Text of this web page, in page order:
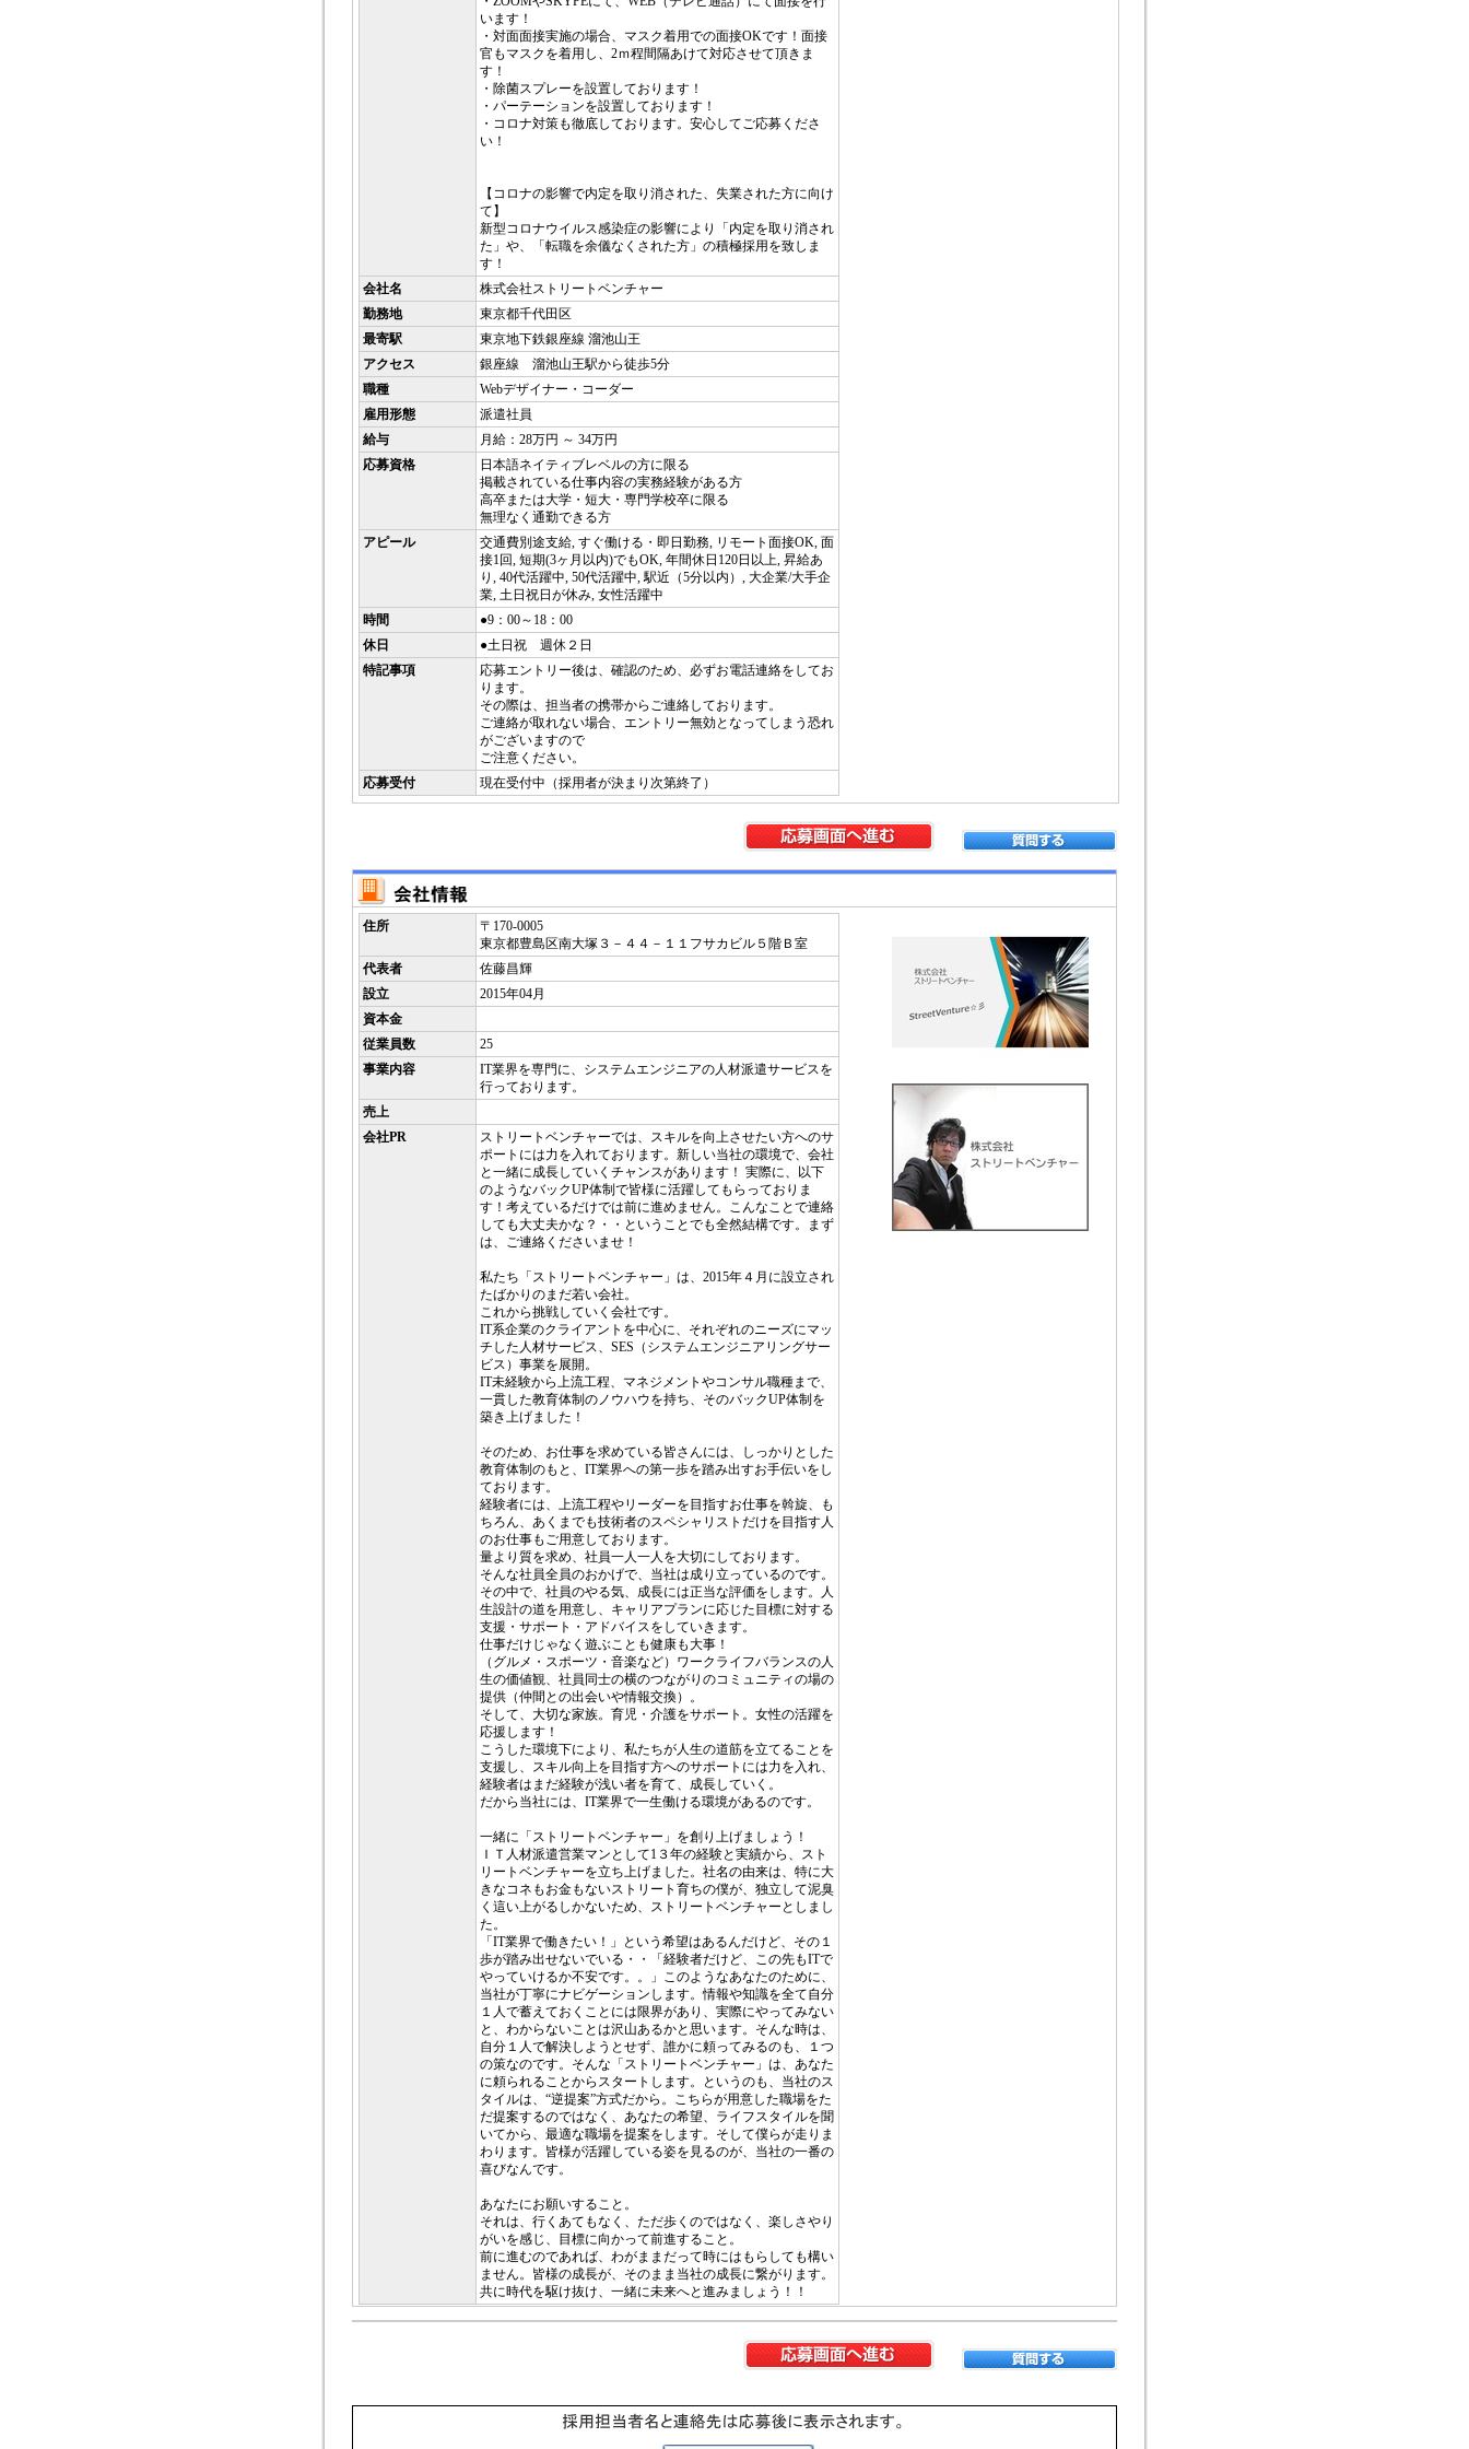
います！
・対面面接実施の場合、マスク着用での面接OKです！面接
官もマスクを着用し、2ｍ程間隔あけて対応させて頂きま
す！
・除菌スプレーを設置しております！
・パーテーションを設置しております！
・コロナ対策も徹底しております。安心してご応募くださ
い！
【コロナの影響で内定を取り消された、失業された方に向け
て】
新型コロナウイルス感染症の影響により「内定を取り消され
た」や、「転職を余儀なくされた方」の積極採用を致しま
す！
会社名
株式会社ストリートベンチャー
勤務地
東京都千代田区
最寄駅
東京地下鉄銀座線 溜池山王
アクセス
銀座線 溜池山王駅から徒歩5分
職種
Webデザイナー・コーダー
雇用形態
派遣社員
給与
月給：28万円 ～ 34万円
応募資格
日本語ネイティブレベルの方に限る
掲載されている仕事内容の実務経験がある方
高卒または大学・短大・専門学校卒に限る
無理なく通勤できる方
アピール
交通費別途支給, すぐ働ける・即日勤務, リモート面接OK, 面
接1回, 短期(3ヶ月以内)でもOK, 年間休日120日以上, 昇給あ
り, 40代活躍中, 50代活躍中, 駅近（5分以内）, 大企業/大手企
業, 土日祝日が休み, 女性活躍中
時間
●9：00～18：00
休日
●土日祝 週休２日
特記事項
応募エントリー後は、確認のため、必ずお電話連絡をしてお
ります。
その際は、担当者の携帯からご連絡しております。
ご連絡が取れない場合、エントリー無効となってしまう恐れ
がございますので
ご注意ください。
応募受付
現在受付中（採用者が決まり次第終了）
住所
〒170-0005
東京都豊島区南大塚３－４４－１１フサカビル５階Ｂ室
代表者
佐藤昌輝
設立
2015年04月
資本金
従業員数
25
事業内容
IT業界を専門に、システムエンジニアの人材派遣サービスを
行っております。
売上
会社PR
ストリートベンチャーでは、スキルを向上させたい方へのサ
ポートには力を入れております。新しい当社の環境で、会社
と一緒に成長していくチャンスがあります！ 実際に、以下
のようなバックUP体制で皆様に活躍してもらっておりま
す！考えているだけでは前に進めません。こんなことで連絡
しても大丈夫かな？・・ということでも全然結構です。まず
は、ご連絡くださいませ！
私たち「ストリートベンチャー」は、2015年４月に設立され
たばかりのまだ若い会社。
これから挑戦していく会社です。
IT系企業のクライアントを中心に、それぞれのニーズにマッ
チした人材サービス、SES（システムエンジニアリングサー
ビス）事業を展開。
IT未経験から上流工程、マネジメントやコンサル職種まで、
一貫した教育体制のノウハウを持ち、そのバックUP体制を
築き上げました！
そのため、お仕事を求めている皆さんには、しっかりとした
教育体制のもと、IT業界への第一歩を踏み出すお手伝いをし
ております。
経験者には、上流工程やリーダーを目指すお仕事を斡旋、も
ちろん、あくまでも技術者のスペシャリストだけを目指す人
のお仕事もご用意しております。
量より質を求め、社員一人一人を大切にしております。
そんな社員全員のおかげで、当社は成り立っているのです。
その中で、社員のやる気、成長には正当な評価をします。人
生設計の道を用意し、キャリアプランに応じた目標に対する
支援・サポート・アドバイスをしていきます。
仕事だけじゃなく遊ぶことも健康も大事！
（グルメ・スポーツ・音楽など）ワークライフバランスの人
生の価値観、社員同士の横のつながりのコミュニティの場の
提供（仲間との出会いや情報交換）。
そして、大切な家族。育児・介護をサポート。女性の活躍を
応援します！
こうした環境下により、私たちが人生の道筋を立てることを
支援し、スキル向上を目指す方へのサポートには力を入れ、
経験者はまだ経験が浅い者を育て、成長していく。
だから当社には、IT業界で一生働ける環境があるのです。
一緒に「ストリートベンチャー」を創り上げましょう！
ＩＴ人材派遣営業マンとして1３年の経験と実績から、スト
リートベンチャーを立ち上げました。社名の由来は、特に大
きなコネもお金もないストリート育ちの僕が、独立して泥臭
く這い上がるしかないため、ストリートベンチャーとしまし
た。
「IT業界で働きたい！」という希望はあるんだけど、その１
歩が踏み出せないでいる・・「経験者だけど、この先もITで
やっていけるか不安です。。」このようなあなたのために、
当社が丁寧にナビゲーションします。情報や知識を全て自分
１人で蓄えておくことには限界があり、実際にやってみない
と、わからないことは沢山あるかと思います。そんな時は、
自分１人で解決しようとせず、誰かに頼ってみるのも、１つ
の策なのです。そんな「ストリートベンチャー」は、あなた
に頼られることからスタートします。というのも、当社のス
タイルは、“逆提案”方式だから。こちらが用意した職場をた
だ提案するのではなく、あなたの希望、ライフスタイルを聞
いてから、最適な職場を提案をします。そして僕らが走りま
わります。皆様が活躍している姿を見るのが、当社の一番の
喜びなんです。
あなたにお願いすること。
それは、行くあてもなく、ただ歩くのではなく、楽しさやり
がいを感じ、目標に向かって前進すること。
前に進むのであれば、わがままだって時にはもらしても構い
ません。皆様の成長が、そのまま当社の成長に繋がります。
共に時代を駆け抜け、一緒に未来へと進みましょう！！